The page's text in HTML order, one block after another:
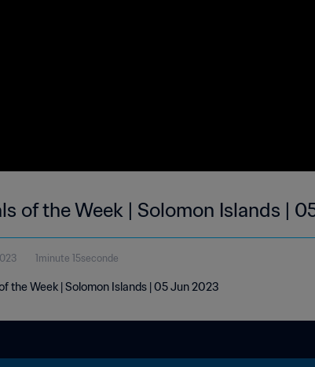
of the Week | Solomon Islands |
1minute 15seconde
the Week | Solomon Islands | 05 Jun 2023